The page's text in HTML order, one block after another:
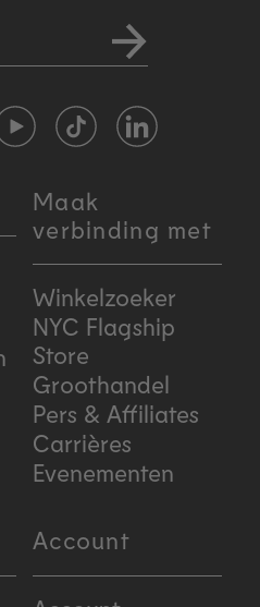
TikTokLinkedIn
Maak
verbinding met
Winkelzoeker
NYC Flagship
Store
Groothandel
Pers & Affiliates
Carrières
Evenementen
Account